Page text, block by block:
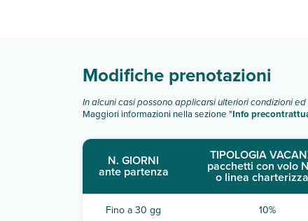
Modifiche prenotazioni
In alcuni casi possono applicarsi ulteriori condizioni
Maggiori informazioni nella sezione "Info
N. GIORNI
ante partenza
TIPOLOGIA
pacchetti con volo
o linea
Fino a 30 gg 10%